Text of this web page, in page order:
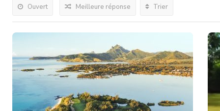
Ouvert Meilleure réponse Trier